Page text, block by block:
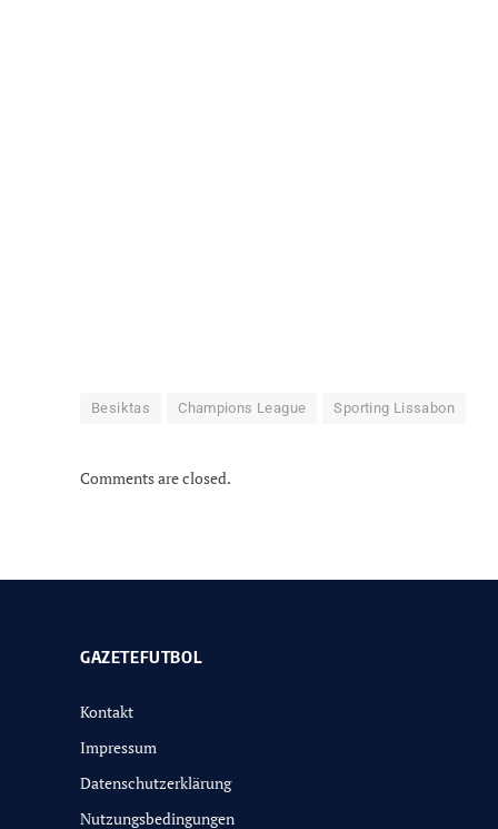
Besiktas Champions League Sporting Lissabon
Comments are closed.
GAZETEFUTBOL
Kontakt
Impressum
Datenschutzerklärung
Nutzungsbedingungen